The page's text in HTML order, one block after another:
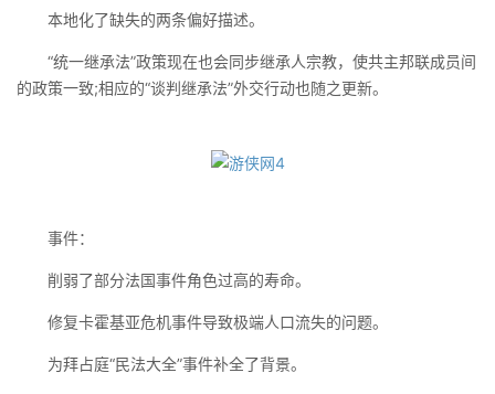
本地化了缺失的两条偏好描述。
“统一继承法”政策现在也会同步继承人宗教，使共主邦联成员间
的政策一致;相应的“谈判继承法”外交行动也随之更新。
事件：
削弱了部分法国事件角色过高的寿命。
修复卡霍基亚危机事件导致极端人口流失的问题。
为拜占庭“民法大全”事件补全了背景。